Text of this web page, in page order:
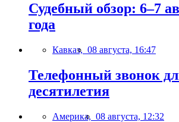
Судебный обзор: 6–7
года
Кавказ, 08 августа, 16:47
Телефонный звонок
десятилетия
Америка, 08 августа, 12:32